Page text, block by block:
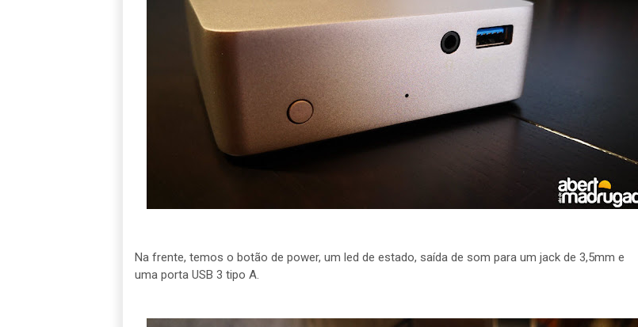
Na frente, temos o botão de power, um led de estado, saída de som para um jack de 3,5mm e
uma porta USB 3 tipo A.